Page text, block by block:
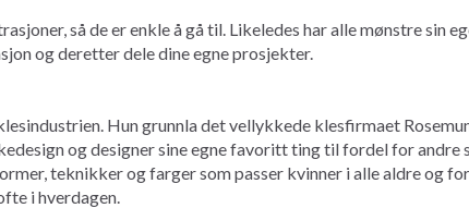
så de er enkle å gå til. Likeledes har alle mønstre sin
og deretter dele dine egne prosjekter.
Hun grunnla det vellykkede klesfirmaet
og designer sine egne favoritt ting til fordel for
teknikker og farger som passer kvinner i alle aldre og
i hverdagen.